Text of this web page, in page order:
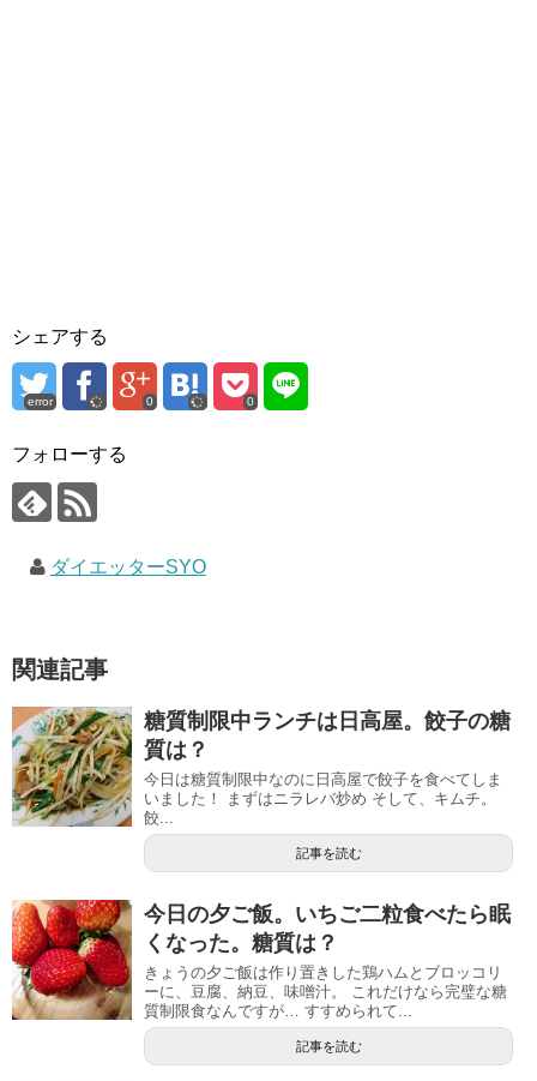
シェアする
error 0 0
フォローする
ダイエッターSYO
関連記事
糖質制限中ランチは日高屋。餃子の糖
質は？
今日は糖質制限中なのに日高屋で餃子を食べてしま
いました！ まずはニラレバ炒め そして、キムチ。
餃...
記事を読む
今日の夕ご飯。いちご二粒食べたら眠
くなった。糖質は？
きょうの夕ご飯は作り置きした鶏ハムとブロッコリ
ーに、豆腐、納豆、味噌汁。 これだけなら完璧な糖
質制限食なんですが… すすめられて...
記事を読む